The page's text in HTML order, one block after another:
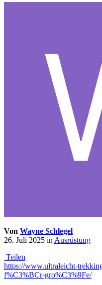
Von Wayne Schlegel
26. Juli 2025 inAusrüstung
Teilen
https://www.ultraleicht-
f%C3%BCr-gro%C3%9Fe/